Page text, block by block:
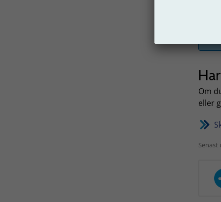
Om
eller
Senast